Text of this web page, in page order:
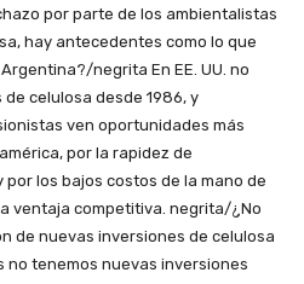
por parte de los ambientalistas
hay antecedentes como lo que
negrita En EE. UU. no
celulosa desde 1986, y
ven oportunidades más
por la rapidez de
los bajos costos de la mano de
ventaja competitiva. negrita/¿No
de nuevas inversiones de celulosa
no tenemos nuevas inversiones